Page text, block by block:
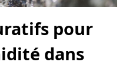
pour
dans